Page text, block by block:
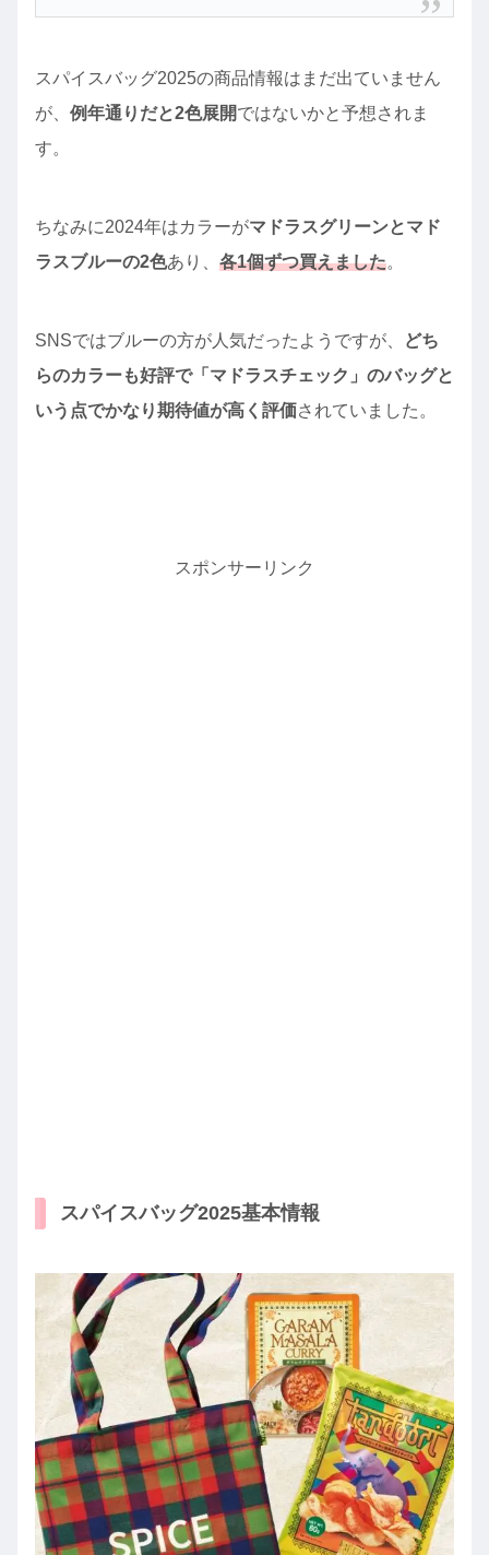
スパイスバッグ2025の商品情報はまだ出ていません
が、 例年通りだと2色展開ではないかと予想されま
す。
ちなみに2024年はカラーがマドラスグリーンとマド
ラスブルーの2色あり、 各1個ずつ買えました。
SNSではブルーの方が人気だったようですが、
どち
らのカラーも好評で「マドラスチェック」のバッグと
いう点でかなり期待値が高く評価されていました。
スポンサーリンク
スパイスバッグ2025基本情報